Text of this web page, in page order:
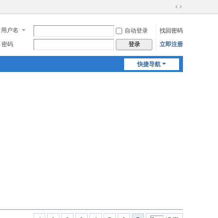
切
到
宽
用户名 自动登录
找回密码
密码
登录 立即注册
快捷导航